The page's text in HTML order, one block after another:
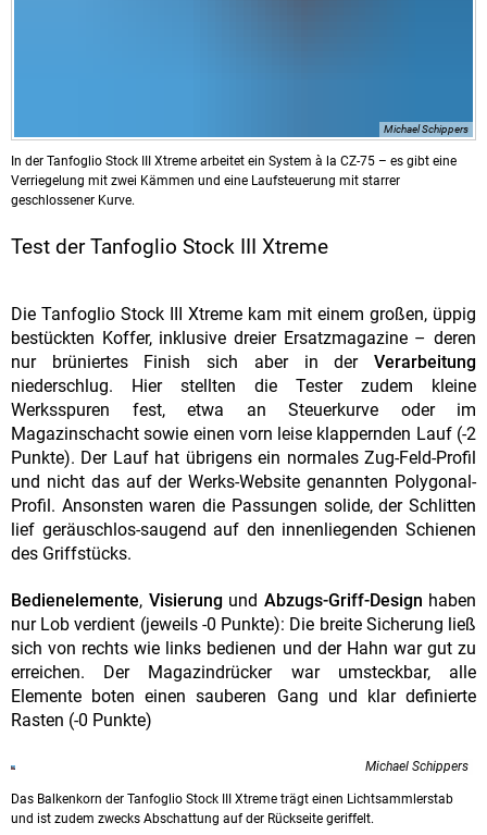
Michael Schippers
In der Tanfoglio Stock III Xtreme arbeitet ein System à la CZ-75 – es gibt eine
Verriegelung mit zwei Kämmen und eine Laufsteuerung mit starrer
geschlossener Kurve.
Test der Tanfoglio Stock III Xtreme
Die Tanfoglio Stock III Xtreme kam mit einem großen, üppig
bestückten Koffer, inklusive dreier Ersatzmagazine – deren
nur brüniertes Finish sich aber in der Verarbeitung
niederschlug. Hier stellten die Tester zudem kleine
Werksspuren fest, etwa an Steuerkurve oder im
Magazinschacht sowie einen vorn leise klappernden Lauf (-2
Punkte). Der Lauf hat übrigens ein normales Zug-Feld-Profil
und nicht das auf der Werks-Website genannten Polygonal-
Pro­fil. Ansonsten waren die Passungen solide, der Schlitten
lief geräuschlos-saugend auf den innenliegenden Schienen
des Griffstücks.
Bedienelemente, Visierungund Abzugs-Griff-Design haben
nur Lob verdient (jeweils -0 Punkte): Die breite Sicherung ließ
sich von rechts wie links bedienen und der Hahn war gut zu
erreichen. Der Magazindrücker war umsteckbar, alle
Elemente boten einen sauberen Gang und klar definierte
Rasten (-0 Punkte)
Michael Schippers
Das Balkenkorn der Tanfoglio Stock III Xtreme trägt einen Lichtsammlerstab
und ist zudem zwecks Abschattung auf der Rückseite geriffelt.